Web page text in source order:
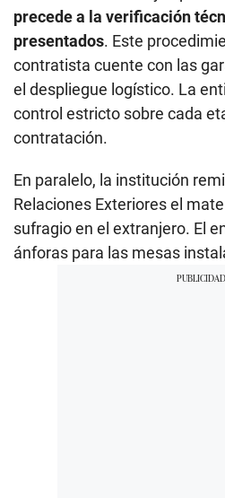
precede a la verificación
presentados. Este
contratista cuente con las
el despliegue logístico. La
control estricto sobre cada
contratación.
En paralelo, la institución
Relaciones Exteriores el
sufragio en el extranjero. El
ánforas para las mesas